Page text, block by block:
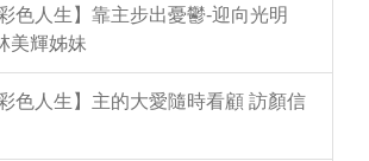
色人生】靠主步出憂鬱-迎向光明
美輝姊妹
色人生】主的大愛隨時看顧 訪顏信